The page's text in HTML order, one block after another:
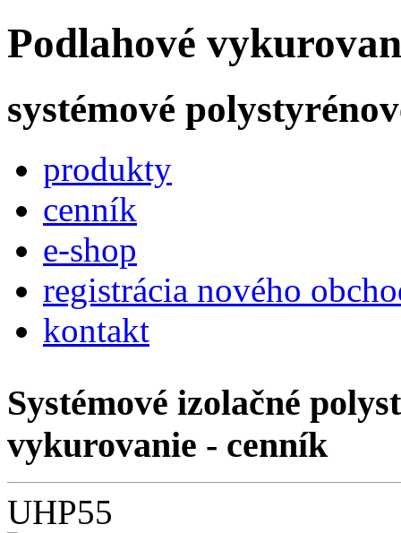
Podlahové
systémové
produkty
cenník
e-shop
registrácia nového
kontakt
Systémové izolačné
vykurovanie - cenník
UHP55